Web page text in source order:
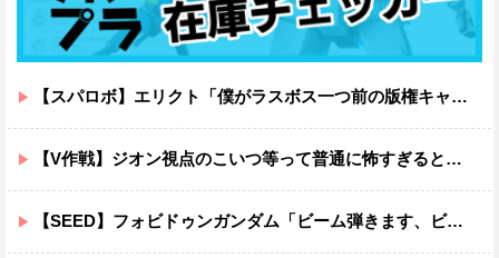
【スパロボ】エリクト「僕がラスボス一つ前の版権キャラ最後の敵ってちょっと荷が重すぎない？」
【V作戦】ジオン視点のこいつ等って普通に怖すぎると思う…
【SEED】フォビドゥンガンダム「ビーム弾きます、ビーム曲げられます、空飛びます」←二世代目でこれ出来るのおかしいだろ